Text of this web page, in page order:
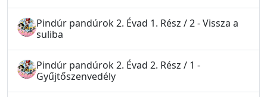
Pindúr pandúrok 2. Évad 1. Rész / 2 - Vissza a
suliba
Pindúr pandúrok 2. Évad 2. Rész / 1 -
Gyűjtőszenvedély